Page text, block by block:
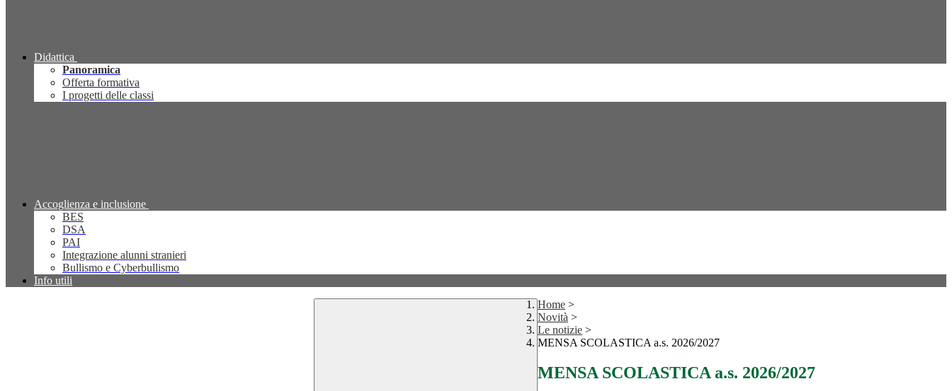
Didattica
Panoramica
Offerta formativa
I progetti delle classi
Accoglienza e inclusione
BES
DSA
PAI
Integrazione alunni stranieri
Bullismo e Cyberbullismo
Info utili
Home >
Novità >
Le notizie >
MENSA SCOLASTICA a.s. 2026/2027
MENSA SCOLASTICA a.s. 2026/2027